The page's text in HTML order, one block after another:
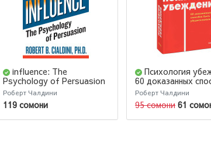
influence: The
Psychology of Persuasion
/ Психология влияния
Роберт Чалдини
119 сомони
Психология
60 доказанных
быть
Pocketbooks
Роберт Чалдини
95 сомони 61